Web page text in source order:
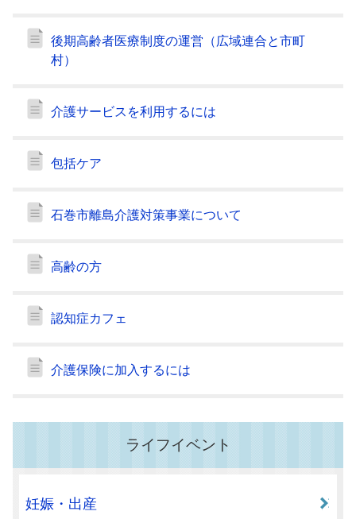
後期高齢者医療制度の運営（広域連合と市町
村）
介護サービスを利用するには
包括ケア
石巻市離島介護対策事業について
高齢の方
認知症カフェ
介護保険に加入するには
ライフイベント
妊娠・出産